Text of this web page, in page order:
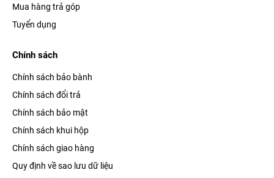
Mua hàng trả góp
Tuyển dụng
Chính sách
Chính sách bảo bành
Chính sách đổi trả
Chính sách bảo mật
Chính sách khui hộp
Chính sách giao hàng
Quy định về sao lưu dữ liệu